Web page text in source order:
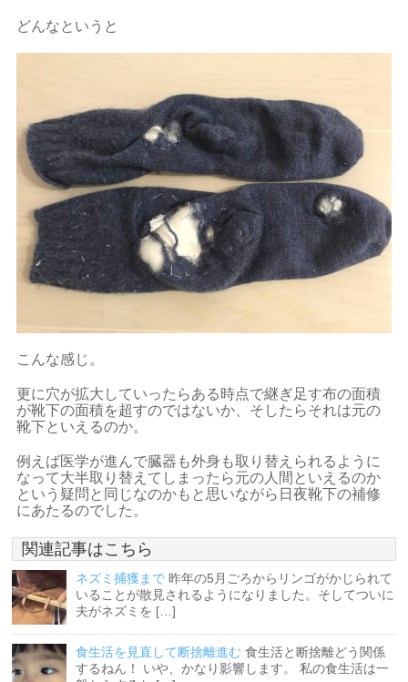
どんなというと
こんな感じ。
更に穴が拡大していったらある時点で継ぎ足す布の面積
が靴下の面積を超すのではないか、そしたらそれは元の
靴下といえるのか。
例えば医学が進んで臓器も外身も取り替えられるように
なって大半取り替えてしまったら元の人間といえるのか
という疑問と同じなのかもと思いながら日夜靴下の補修
にあたるのでした。
関連記事はこちら
ネズミ捕獲まで 昨年の5月ごろからリンゴがかじられて
いることが散見されるようになりました。そしてついに
夫がネズミを […]
食生活を見直して断捨離進む 食生活と断捨離どう関係
するねん！ いや、かなり影響します。 私の食生活は一